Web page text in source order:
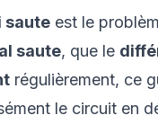
saute est le
saute, que le
régulièrement, ce
le circuit en